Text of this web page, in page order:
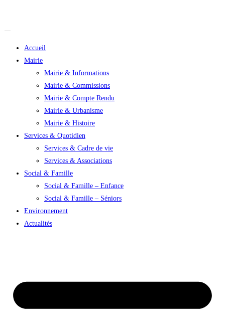
Accueil
Mairie
Mairie & Informations
Mairie & Commissions
Mairie & Compte Rendu
Mairie & Urbanisme
Mairie & Histoire
Services & Quotidien
Services & Cadre de vie
Services & Associations
Social & Famille
Social & Famille – Enfance
Social & Famille – Séniors
Environnement
Actualités